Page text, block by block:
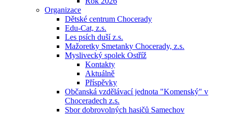
Organizace
Dětské centrum Chocerady
Edu-Cat, z.s.
Les psích duší z.s.
Mažoretky Smetanky Chocerady, z.s.
Myslivecký spolek Ostříž
Kontakty
Aktuálně
Příspěvky
Občanská vzdělávací jednota "Komenský" v
Choceradech z.s.
Sbor dobrovolných hasičů Samechov